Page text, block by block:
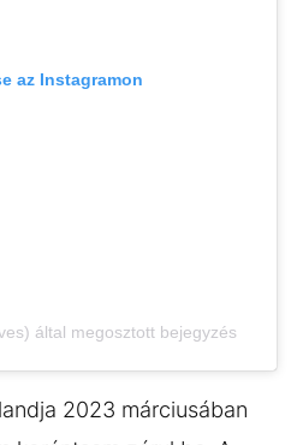
az Instagramon
által megosztott bejegyzés
2023 márciusában